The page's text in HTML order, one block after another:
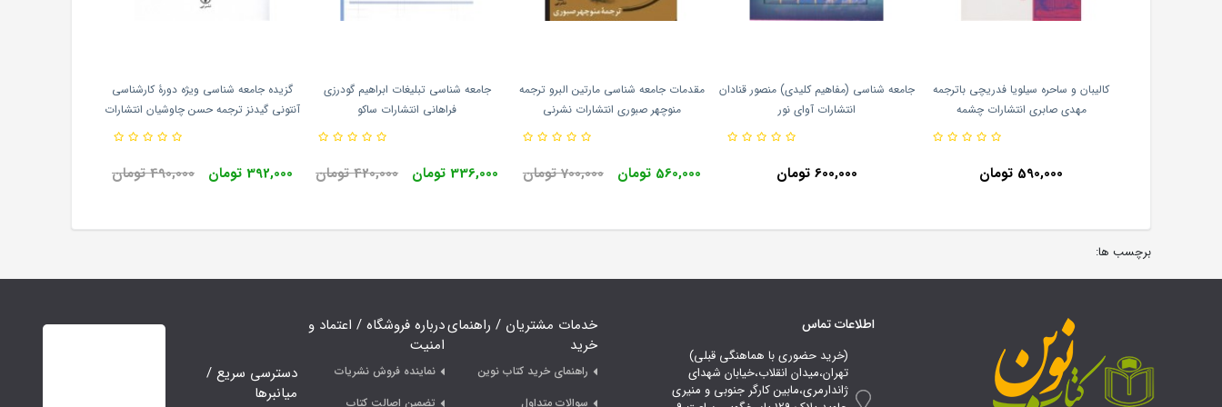
کالیبان و ساحره سیلویا فدریچی باترجمه
مهدی صابری انتشارات چشمه
590,000 تومان
جامعه شناسی (مفاهیم کلیدی) منصور قنادان
انتشارات آوای نور
600,000 تومان
مقدمات جامعه شناسی مارتین البرو ترجمه
منوچهر صبوری انتشارات نشرنی
560,000 تومان 700,000 تومان
جامعه شناسی تبلیغات ابراهیم گودرزی
فراهانی انتشارات ساکو
336,000 تومان 420,000 تومان
گزیده جامعه شناسی ویژه دورۀ کارشناسی
آنتونی گیدنز ترجمه حسن چاوشیان انتشارات
392,000 تومان 490,000 تومان
برچسب ها:
اطلاعات تماس
(خرید حضوری با هماهنگی قبلی)
تهران،میدان انقلاب،خیابان شهدای
ژاندارمری،مابین کارگر جنوبی و منیری
خدمات مشتریان / راهنمای
خرید
راهنمای خرید کتاب نوین
سوالات متداول
درباره فروشگاه / اعتماد و
امنیت
نماینده فروش نشریات
تضمین اصالت کتاب
دسترسی سریع /
میانبرها